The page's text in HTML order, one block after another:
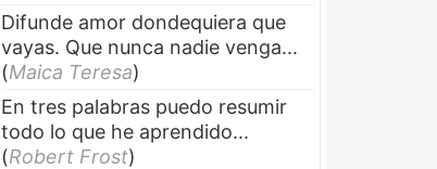
Difunde amor dondequiera que
vayas. Que nunca nadie venga...
(Maica Teresa)
En tres palabras puedo resumir
todo lo que he aprendido...
(Robert Frost)